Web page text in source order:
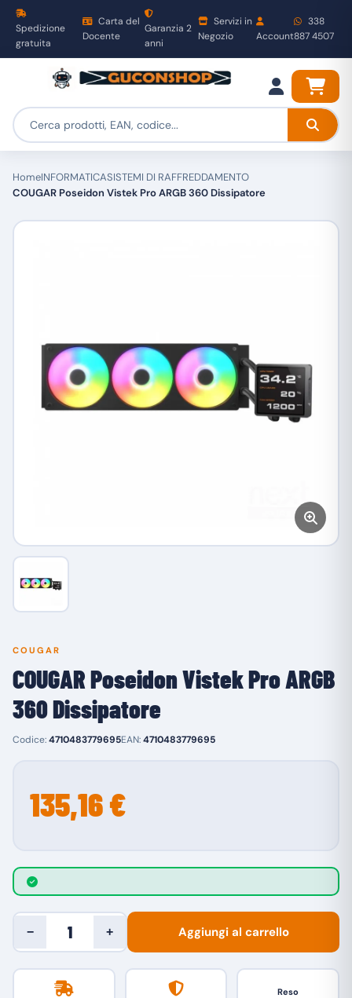
Spedizione
gratuita
Carta del
Docente
Garanzia 2
anni
Servizi in
Negozio
Account
338
887 4507
HomeINFORMATICASISTEMI DI RAFFREDDAMENTO
COUGAR Poseidon Vistek Pro ARGB 360 Dissipatore
COUGAR
COUGAR Poseidon Vistek Pro ARGB
360 Dissipatore
Codice:4710483779695EAN:4710483779695
135,16 €
− + Aggiungi al carrello
Reso